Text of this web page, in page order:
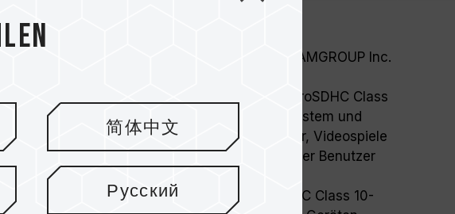
Videos immer beliebter werden, hat TEAMGROUP Inc.
auf den Markt gebracht: microSDHC Class
mit SD 2.0; mit FAT32-Dateisystem und
Mindestübertragungsrate von 6 MB/s, Bilder, Videospiele
und andere Anwendungen. Damit kann der Benutzer
Multimedia-Bedürfnisse von heute erfüllen.
dem TEAMGROUP-Adapter ist die microSDHC Class 10-
简体中文
Русский